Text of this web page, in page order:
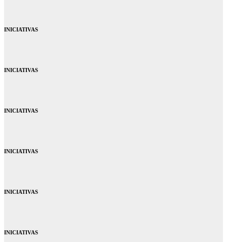
INICIATIVAS
INICIATIVAS
INICIATIVAS
INICIATIVAS
INICIATIVAS
INICIATIVAS